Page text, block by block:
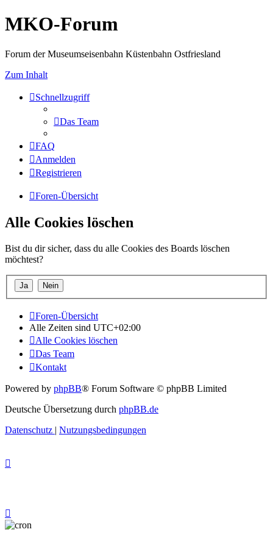
MKO-Forum
Forum der Museumseisenbahn Küstenbahn Ostfriesland
Zum Inhalt
Schnellzugriff
Das Team
FAQ
Anmelden
Registrieren
Foren-Übersicht
Alle Cookies löschen
Bist du dir sicher, dass du alle Cookies des Boards löschen
möchtest?
Foren-Übersicht
Alle Zeiten sind UTC+02:00
Alle Cookies löschen
Das Team
Kontakt
Powered by phpBB® Forum Software © phpBB Limited
Deutsche Übersetzung durch phpBB.de
Datenschutz | Nutzungsbedingungen